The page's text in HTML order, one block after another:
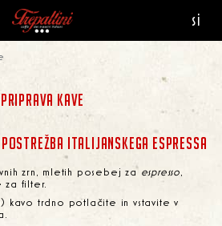
si
PRIPRAVA KAVE
ITALIJANSKEGA ESPRESSA
zrn, mletih posebej za espresso
filter.
kavo trdno potlačite in vstavite v